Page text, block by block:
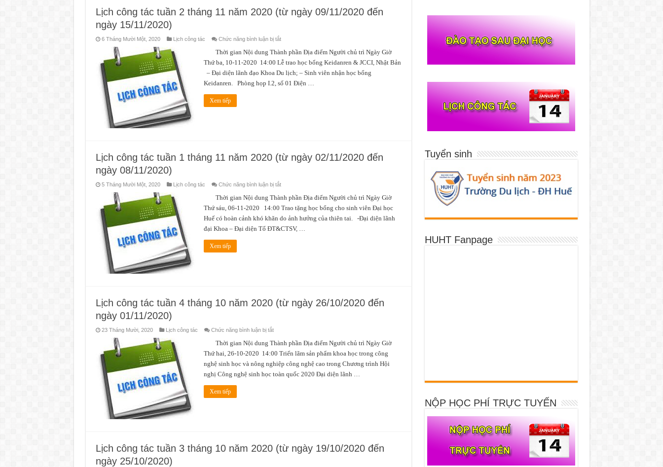
Lịch công tác tuần 2 tháng 11 năm 2020 (từ ngày 09/11/2020 đến
ngày 15/11/2020)
6 Tháng Mười Một, 2020 Lịch công tác Chức năng bình luận bị tắtở
công
tác
tuần
tháng
11
năm
Thời gian Nội dung Thành phần Địa điểm Người chủ trì Ngày Giờ
Thứ ba, 10-11-2020 14:00 Lễ trao học bổng Keidanren & JCCI, Nhật Bản
– Đại diện lãnh đạo Khoa Du lịch; – Sinh viên nhận học bổng
Keidanren. Phòng họp I.2, số 01 Điện …
Xem tiếp
Lịch công tác tuần 1 tháng 11 năm 2020 (từ ngày 02/11/2020 đến
ngày 08/11/2020)
5 Tháng Mười Một, 2020 Lịch công tác Chức năng bình luận bị tắtở
công
tác
tuần
tháng
11
năm
Thời gian Nội dung Thành phần Địa điểm Người chủ trì Ngày Giờ
Thứ sáu, 06-11-2020 14:00 Trao tặng học bổng cho sinh viên Đại học
Huế có hoàn cảnh khó khăn do ảnh hưởng của thiên tai. -Đại diện lãnh
đại Khoa – Đại diện Tổ ĐT&CTSV, …
Xem tiếp
Lịch công tác tuần 4 tháng 10 năm 2020 (từ ngày 26/10/2020 đến
ngày 01/11/2020)
23 Tháng Mười, 2020 Lịch công tác Chức năng bình luận bị tắtở
công
tác
tuần
tháng
10
năm
Thời gian Nội dung Thành phần Địa điểm Người chủ trì Ngày Giờ
Thứ hai, 26-10-2020 14:00 Triển lãm sản phẩm khoa học trong công
nghệ sinh học và nông nghiệp công nghệ cao trong Chương trình Hội
nghị Công nghệ sinh học toàn quốc 2020 Đại diện lãnh …
Xem tiếp
Lịch công tác tuần 3 tháng 10 năm 2020 (từ ngày 19/10/2020 đến
ngày 25/10/2020)
Tuyển sinh
HUHT Fanpage
NỘP HỌC PHÍ TRỰC TUYẾN